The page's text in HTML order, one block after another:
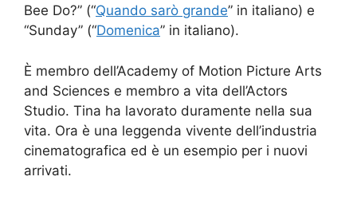
Bee Do?” (“Quando sarò grande” in italiano) e
“Sunday” (“Domenica” in italiano).
È membro dell’Academy of Motion Picture Arts
and Sciences e membro a vita dell’Actors
Studio. Tina ha lavorato duramente nella sua
vita. Ora è una leggenda vivente dell’industria
cinematografica ed è un esempio per i nuovi
arrivati.